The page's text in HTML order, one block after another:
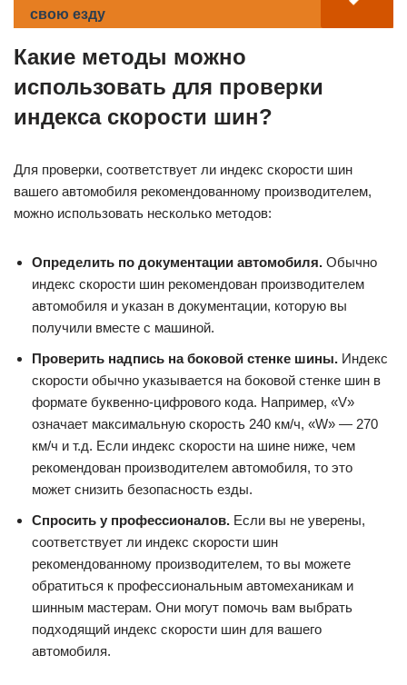
свою езду
Какие методы можно
использовать для проверки
индекса скорости шин?
Для проверки, соответствует ли индекс скорости шин
вашего автомобиля рекомендованному производителем,
можно использовать несколько методов:
Определить по документации автомобиля. Обычно
индекс скорости шин рекомендован производителем
автомобиля и указан в документации, которую вы
получили вместе с машиной.
Проверить надпись на боковой стенке шины. Индекс
скорости обычно указывается на боковой стенке шин в
формате буквенно-цифрового кода. Например, «V»
означает максимальную скорость 240 км/ч, «W» — 270
км/ч и т.д. Если индекс скорости на шине ниже, чем
рекомендован производителем автомобиля, то это
может снизить безопасность езды.
Спросить у профессионалов. Если вы не уверены,
соответствует ли индекс скорости шин
рекомендованному производителем, то вы можете
обратиться к профессиональным автомеханикам и
шинным мастерам. Они могут помочь вам выбрать
подходящий индекс скорости шин для вашего
автомобиля.